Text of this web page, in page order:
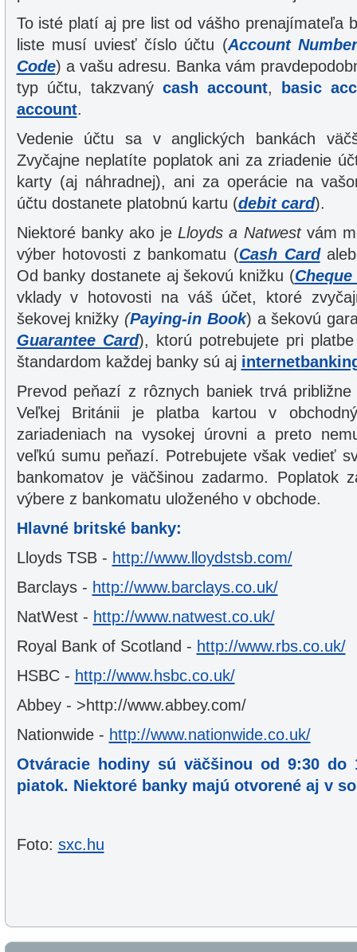
To isté platí aj pre list od vášho prenajímateľa
liste musí uviesť číslo účtu (Account Number
Code) a vašu adresu. Banka vám
typ účtu, takzvaný cash account,
basic
account.
Vedenie účtu sa v anglických bankách
Zvyčajne neplatíte poplatok ani za zriadenie
karty (aj náhradnej), ani za operácie na
účtu dostanete platobnú kartu (debit card).
Niektoré banky ako je Lloyds a Natwestvám
výber hotovosti z bankomatu (Cash Card
Od banky dostanete aj šekovú knižku (
vklady v hotovosti na váš účet, ktoré
šekovej knižky (Paying-in Book) a šekovú
Guarantee Card), ktorú potrebujete pri
štandardom každej banky sú aj
Prevod peňazí z rôznych baniek trvá
Veľkej Británii je platba kartou v
zariadeniach na vysokej úrovni a preto
veľkú sumu peňazí. Potrebujete však vedieť
bankomatov je väčšinou zadarmo. Poplatok
výbere z bankomatu uloženého v obchode.
Hlavné britské banky:
Lloyds TSB - http://www.lloydstsb.com/
Barclays - http://www.barclays.co.uk/
NatWest - http://www.natwest.co.uk/
Royal Bank of Scotland - http://www.rbs.co.uk/
HSBC - http://www.hsbc.co.uk/
Abbey - >http://www.abbey.com/
Nationwide - http://www.nationwide.co.uk/
Otváracie hodiny sú väčšinou od 9:30 do
piatok. Niektoré banky majú otvorené aj v
Foto: sxc.hu